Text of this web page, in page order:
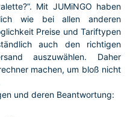
Mit JUMiNGO haben
wie bei allen anderen
Preise und Tariftypen
auch den richtigen
auszuwählen. Daher
machen, um bloß nicht
und deren Beantwortung: